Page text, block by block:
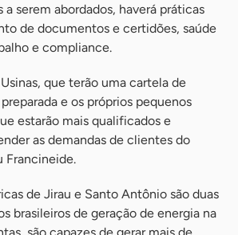
serem abordados, haverá práticas
de documentos e certidões, saúde
e compliance.
que terão uma cartela de
e os próprios pequenos
estarão mais qualificados e
as demandas de clientes do
Francineide.
de Jirau e Santo Antônio são duas
brasileiros de geração de energia na